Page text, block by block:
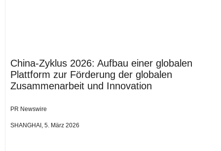
China-Zyklus 2026: Aufbau einer globalen
Plattform zur Förderung der globalen
Zusammenarbeit und Innovation
PR Newswire
SHANGHAI, 5. März 2026